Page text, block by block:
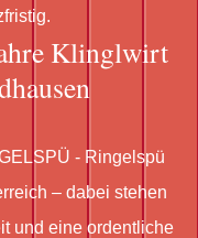
Klinglwirt
- Ringelspü
– dabei stehen
und eine ordentliche